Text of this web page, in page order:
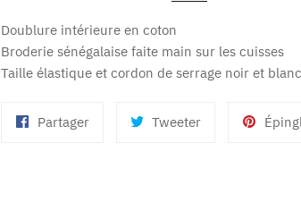
Doublure intérieure en coton
Broderie sénégalaise faite main sur les cuisses
Taille élastique et cordon de serrage noir et blanc
PartagerPartager
TweeterTweeter